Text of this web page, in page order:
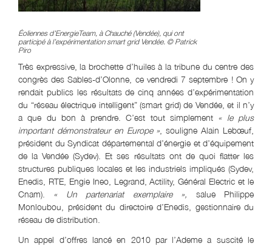
Éoliennes d’EnergieTeam, à Chauché (Vendée), qui ont
participé à l’expérimentation smart grid Vendée. © Patrick
Piro
Très expressive, la brochette d’huiles à la tribune du centre des
congrès des Sables-d’Olonne, ce vendredi 7 septembre ! On y
rendait publics les résultats de cinq années d’expérimentation
du “réseau électrique intelligent” (smart grid) de Vendée, et il n’y
a que du bon à prendre. C’est tout simplement « le plus
important démonstrateur en Europe » , souligne Alain Lebœuf,
président du Syndicat départemental d’énergie et d’équipement
de la Vendée (Sydev). Et ses résultats ont de quoi flatter les
structures publiques locales et les industriels impliqués (Sydev,
Enedis, RTE, Engie Ineo, Legrand, Actility, Général Electric et le
Cnam). « Un partenariat exemplaire », salue Philippe
Monloubou, président du directoire d’Enedis, gestionnaire du
réseau de distribution.
Un appel d’offres lancé en 2010 par l’Ademe a suscité le